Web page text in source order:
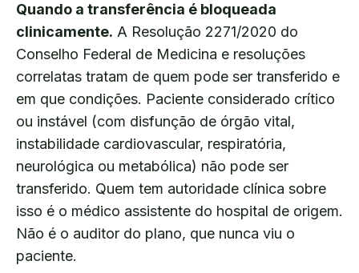
Quando a transferência é bloqueada
clinicamente. A Resolução 2271/2020 do
Conselho Federal de Medicina e resoluções
correlatas tratam de quem pode ser transferido e
em que condições. Paciente considerado crítico
ou instável (com disfunção de órgão vital,
instabilidade cardiovascular, respiratória,
neurológica ou metabólica) não pode ser
transferido. Quem tem autoridade clínica sobre
isso é o médico assistente do hospital de origem.
Não é o auditor do plano, que nunca viu o
paciente.